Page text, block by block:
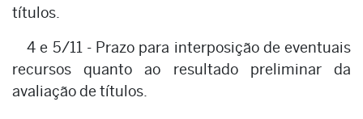
títulos.
4 e 5/11 - Prazo para interposição de eventuais
recursos quanto ao resultado preliminar da
avaliação de títulos.